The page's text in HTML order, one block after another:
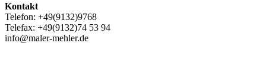
Kontakt
Telefon: +49(9132)9768
Telefax: +49(9132)74 53 94
info@maler-mehler.de